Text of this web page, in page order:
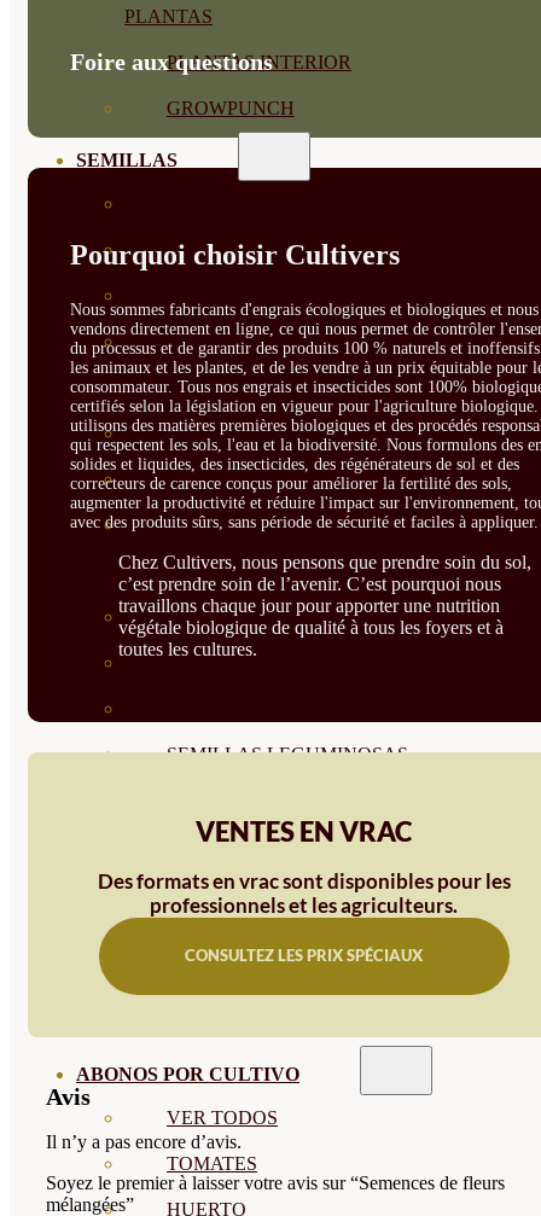
PLANTAS
PLANTAS INTERIOR
GROWPUNCH
SEMILLAS
BIODINÁMICAS DEMETER
SEMILLAS HORTALIZA DE
HOJA
SEMILLAS AROMÁTICAS
SEMILLAS FLORES
SEMILLAS FLORES
COMESTIBLES
SEMILLAS TRADICIONALES
SEMILLAS BRASICAS
SEMILLAS LEGUMINOSAS
CUBIERTAS VEGETALES
TIRAS DE SEMILLAS
ABONOS POR CULTIVO
VER TODOS
TOMATES
HUERTO
Foire aux questions
Pourquoi choisir Cultivers
Nous sommes fabricants d'engrais écologiques et biologiques et nous
vendons directement en ligne, ce qui nous permet de contrôler
du processus et de garantir des produits 100 % naturels et
les animaux et les plantes, et de les vendre à un prix équitable pour
consommateur. Tous nos engrais et insecticides sont 100%
certifiés selon la législation en vigueur pour l'agriculture biologique.
utilisons des matières premières biologiques et des procédés
qui respectent les sols, l'eau et la biodiversité. Nous formulons des
solides et liquides, des insecticides, des régénérateurs de sol et des
correcteurs de carence conçus pour améliorer la fertilité des sols,
augmenter la productivité et réduire l'impact sur l'environnement,
avec des produits sûrs, sans période de sécurité et faciles à appliquer.
Chez Cultivers, nous pensons que prendre soin du sol,
c’est prendre soin de l’avenir. C’est pourquoi nous
travaillons chaque jour pour apporter une nutrition
végétale biologique de qualité à tous les foyers et à
toutes les cultures.
VENTES EN VRAC
Des formats en vrac sont disponibles pour les
professionnels et les agriculteurs.
CONSULTEZ LES PRIX SPÉCIAUX
Avis
Il n’y a pas encore d’avis.
Soyez le premier à laisser votre avis sur “Semences de fleurs
mélangées”